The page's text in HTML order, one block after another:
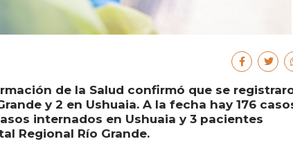
de la Salud confirmó que se
y 2 en Ushuaia. A la fecha hay 176
internados en Ushuaia y 3 pacientes
Regional Río Grande.